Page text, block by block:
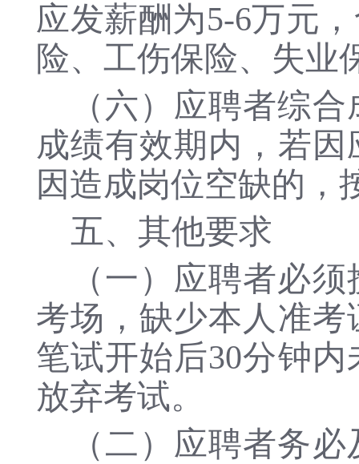
应发薪酬为5-6万元
险、工伤保险、失业
（六） 应聘者综
成绩有效期内，若
因造成岗位空缺的，
五、其他要求
（一）应聘者必
考场，缺少本人准
笔试开始后30分钟
放弃考试。
（二）应聘者务